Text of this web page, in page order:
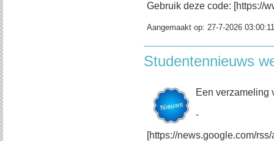
Gebruik deze code: [https://
Aangemaakt op: 27-7-2026 03:00:11
Studentennieuws
Een verzameling
-
[https://news.google.com/